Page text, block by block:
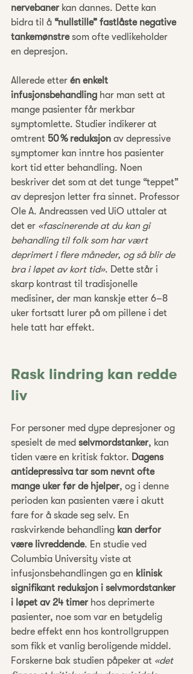
nervebaner kan dannes. Dette kan
bidra til å “nullstille” fastlåste negative
tankemønstre som ofte vedlikeholder
en depresjon.
Allerede etter én enkelt
infusjonsbehandling har man sett at
mange pasienter får merkbar
symptomlette. Studier indikerer at
omtrent 50 % reduksjon av depressive
symptomer kan inntre hos pasienter
kort tid etter behandling. Noen
beskriver det som at det tunge “teppet”
av depresjon letter fra sinnet. Professor
Ole A. Andreassen ved UiO uttaler at
det er «fascinerende at du kan gi
behandling til folk som har vært
deprimert i flere måneder, og så blir de
bra i løpet av kort tid». Dette står i
skarp kontrast til tradisjonelle
medisiner, der man kanskje etter 6–8
uker fortsatt lurer på om pillene i det
hele tatt har effekt.
Rask lindring kan redde
liv
For personer med dype depresjoner og
spesielt de med selvmordstanker, kan
tiden være en kritisk faktor. Dagens
antidepressiva tar som nevnt ofte
mange uker før de hjelper, og i denne
perioden kan pasienten være i akutt
fare for å skade seg selv. En
raskvirkende behandling kan derfor
være livreddende. En studie ved
Columbia University viste at
infusjonsbehandlingen ga en klinisk
signifikant reduksjon i selvmordstanker
i løpet av 24 timer hos deprimerte
pasienter, noe som var en betydelig
bedre effekt enn hos kontrollgruppen
som fikk et vanlig beroligende middel.
Forskerne bak studien påpeker at «det